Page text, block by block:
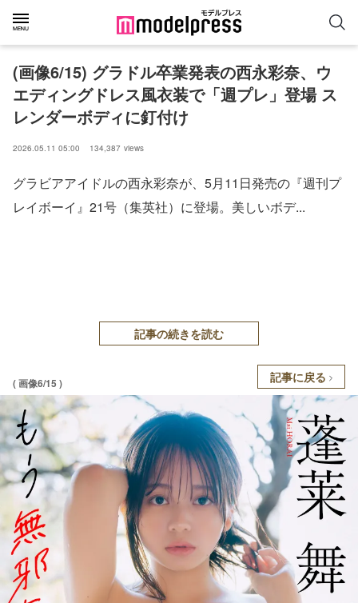
(画像6/15) グラドル卒業発表の西永彩奈、ウ
エディングドレス風衣装で「週プレ」登場 ス
レンダーボディに釘付け
2026.05.11 05:00 134,387 views
グラビアアイドルの西永彩奈が、5月11日発売の『週刊プ
レイボーイ』21号（集英社）に登場。美しいボデ...
記事の続きを読む
( 画像6/15 ) 記事に戻る